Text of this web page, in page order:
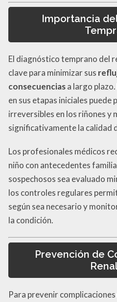
Importancia
El diagnóstico temprano del
clave para minimizar sus
consecuenciasa largo
en sus etapas iniciales puede
irreversibles en los riñones y
significativamente la calidad
Los profesionales médicos
niño con antecedentes
sospechosos sea evaluado
los controles regulares
según sea necesario y
la condición.
Prevención de
Para prevenir